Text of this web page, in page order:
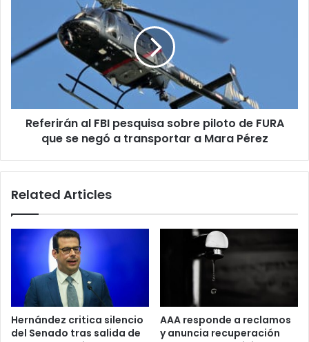
pesquisa
sobre
piloto
que
Mara
Referirán al FBI pesquisa sobre piloto de FURA
que se negó a transportar a Mara Pérez
Related Articles
Hernández critica silencio
del Senado tras salida de
AAA responde a reclamos
y anuncia recuperación